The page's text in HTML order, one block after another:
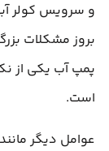
و سرویس کولر
بروز مشکلات
پمپ آب یکی از
است.
عوامل دیگر